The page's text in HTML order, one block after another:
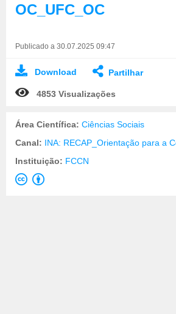
OC_UFC_OC
Publicado a 30.07.2025 09:47
Download Partilhar
4853 Visualizações
Área Científica: Ciências Sociais
Canal: INA: RECAP_Orientação para a
Instituição: FCCN